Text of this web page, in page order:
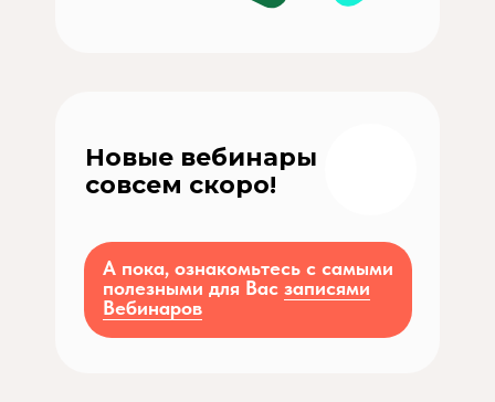
Новые вебинары
совсем скоро!
А пока, ознакомьтесь с самыми
полезными для Вас записями
Вебинаров